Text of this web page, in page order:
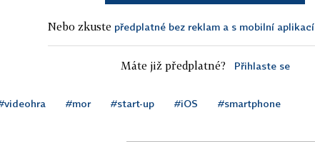
Nebo zkuste předplatné bez reklam a s mobilní aplikací
Máte již předplatné? Přihlaste se
#mor #start-up #iOS #smartphone